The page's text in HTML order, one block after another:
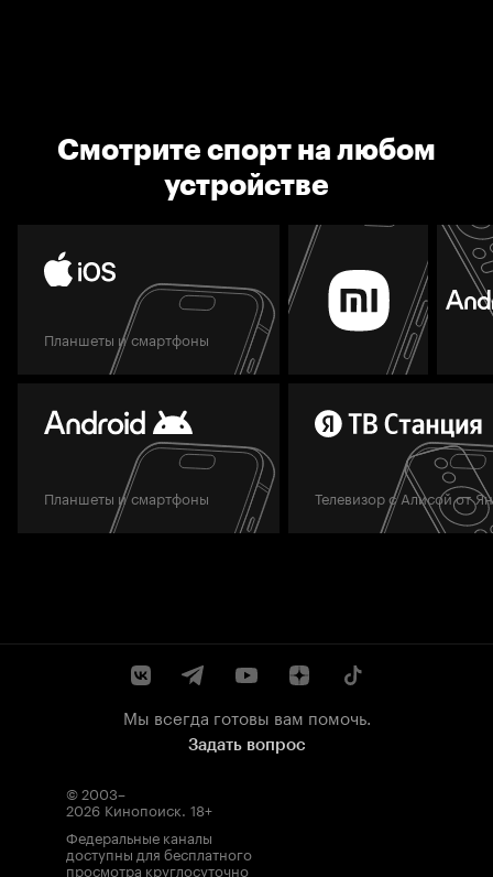
Смотрите спорт на любом
устройстве
Планшеты и смартфоны
Планшеты и смартфоны Телевизор с Алисой от
Мы всегда готовы вам помочь.
Задать вопрос
© 2003–
2026 Кинопоиск. 18+
Федеральные каналы
доступны для бесплатного
просмотра круглосуточно